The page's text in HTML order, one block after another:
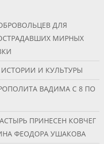
ДЛЯ
МИРНЫХ
И КУЛЬТУРЫ
ВАДИМА С 8 ПО
ПРИНЕСЕН КОВЧЕГ
ФЕОДОРА УШАКОВА